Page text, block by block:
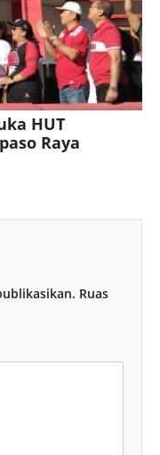
HUT
Raya
Ruas